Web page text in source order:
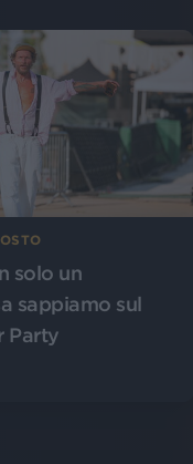
solo un
sappiamo sul
Party